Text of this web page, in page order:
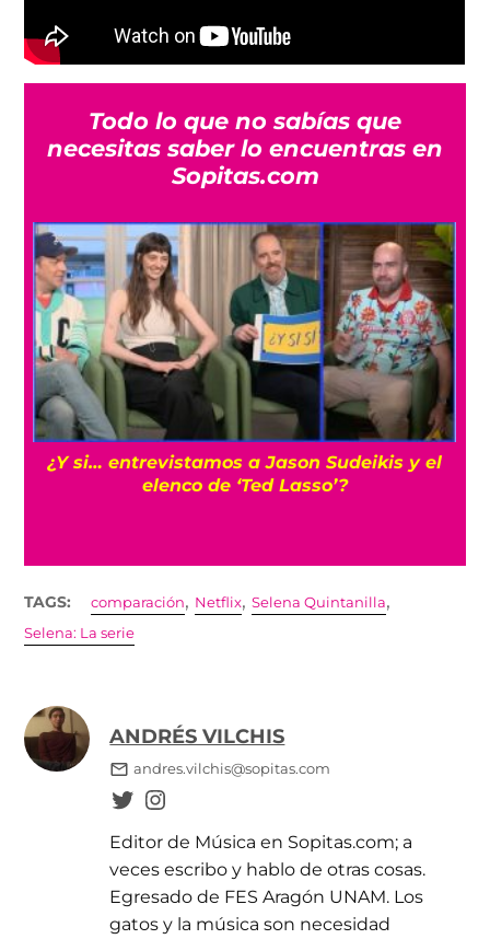
Todo lo que no sabías que
necesitas saber lo encuentras en
Sopitas.com
Cíclope: Kit Connor sería el elegido para los
‘X-Men’ en el MCU con Samara Weaving
TAGS: comparación, Netflix,Selena Quintanilla,
Selena: La serie
ANDRÉS VILCHIS
andres.vilchis@sopitas.com
Editor de Música en Sopitas.com; a
veces escribo y hablo de otras cosas.
Egresado de FES Aragón UNAM. Los
gatos y la música son necesidad